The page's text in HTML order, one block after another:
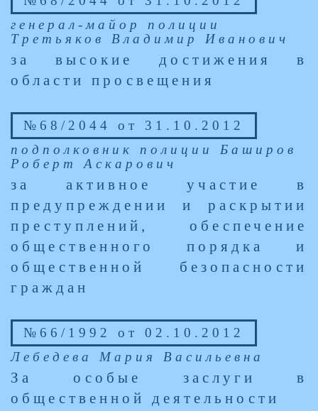
генерал-майор полиции
Третьяков Владимир Иванович
за высокие достижения в
области просвещения
№68/2044 от 31.10.2012
подполковник полиции Баширов
Роберт Аскарович
за активное участие в
предупреждении и раскрытии
преступлений, обеспечение
общественного порядка и
общественной безопасности
граждан
№66/1992 от 02.10.2012
Лебедева Мария Васильевна
За особые заслуги в
общественной деятельности